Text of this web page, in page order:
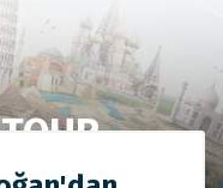
TOUR